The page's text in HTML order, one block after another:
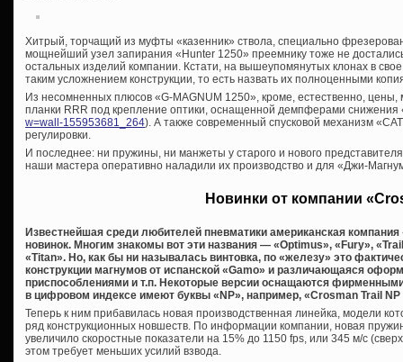
Хитрый, торчащий из муфты «казенник» ствола, специально
мощнейший узел запирания «Hunter 1250» преемнику тоже не
остальных изделий компании. Кстати, на вышеупомянутых клонах в
таким усложнением конструкции, то есть назвать их полноценными
Из несомненных плюсов «G-MAGNUM 1250», кроме, естественно,
планки RRR под крепление оптики, оснащенной демпферами снижения
w=wall-155953681_264). А также современный спусковой механизм
регулировки.
И последнее: ни пружины, ни манжеты у старого и нового
наши мастера оперативно наладили их производство и для «Джи-
Новинки от компании
Известнейшая среди любителей пневматики американская
новинок. Многим знакомы вот эти названия — «Optimus», «Fury»,
«Titan». Но, как бы ни называлась винтовка, по «железу» это
конструкции магнумов от испанской «Gamo» и различающаяся
приспособлениями и т.п. Некоторые версии оснащаются
в цифровом индексе имеют буквы «NP», например, «Crosman Trail NP
Теперь к ним прибавилась новая производственная линейка, модели
ряд конструкционных новшеств. По информации компании, новая
увеличило скоростные показатели на 15% до 1150 fps, или 345 м/с
этом требует меньших усилий взвода.